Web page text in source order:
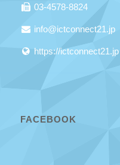
03-4578-8824
info@ictconnect21.jp
https://ictconnect21.jp
FACEBOOK